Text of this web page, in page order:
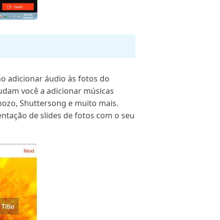
adicionar áudio às fotos do
você a adicionar músicas
Shuttersong e muito mais.
de slides de fotos com o seu